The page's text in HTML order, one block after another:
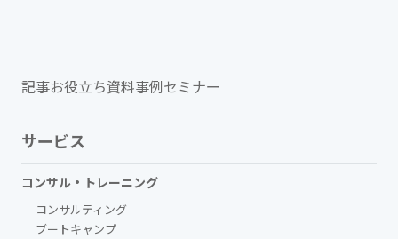
記事お役立ち資料事例セミナー
サービス
コンサル・トレーニング
コンサルティング
ブートキャンプ